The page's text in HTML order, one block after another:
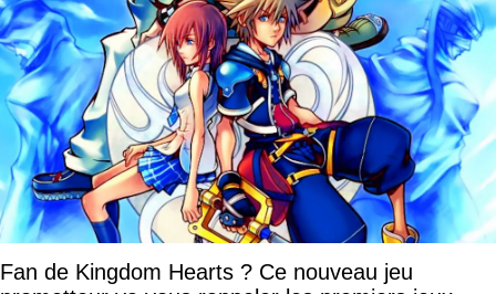
Fan de Kingdom Hearts ? Ce nouveau jeu